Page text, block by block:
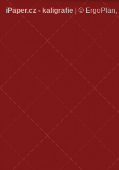
iPaper.cz - kaligrafie | © ErgoPlan,